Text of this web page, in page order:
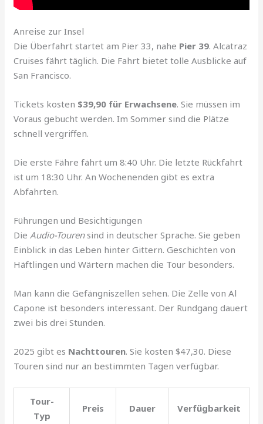
Anreise zur Insel
Die Überfahrt startet am Pier 33, nahe Pier 39. Alcatraz
Cruises fährt täglich. Die Fahrt bietet tolle Ausblicke auf
San Francisco.
Tickets kosten $39,90 für Erwachsene. Sie müssen im
Voraus gebucht werden. Im Sommer sind die Plätze
schnell vergriffen.
Die erste Fähre fährt um 8:40 Uhr. Die letzte Rückfahrt
ist um 18:30 Uhr. An Wochenenden gibt es extra
Abfahrten.
Führungen und Besichtigungen
DieAudio-Tourensind in deutscher Sprache. Sie geben
Einblick in das Leben hinter Gittern. Geschichten von
Häftlingen und Wärtern machen die Tour besonders.
Man kann die Gefängniszellen sehen. Die Zelle von Al
Capone ist besonders interessant. Der Rundgang dauert
zwei bis drei Stunden.
2025 gibt es Nachttouren. Sie kosten $47,30. Diese
Touren sind nur an bestimmten Tagen verfügbar.
Tour-
Typ
Preis Dauer Verfügbarkeit